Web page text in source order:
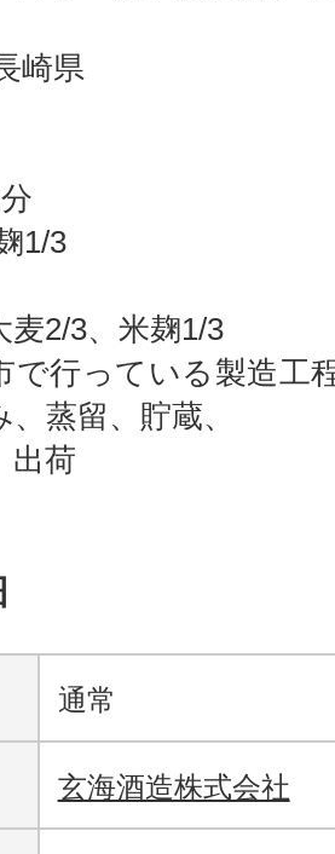
県
1/3
麦2/3、米麹1/3
で行っている製造工
蒸留、貯蔵、
出荷
通常
玄海酒造株式会社